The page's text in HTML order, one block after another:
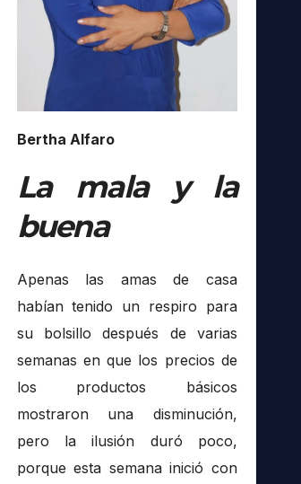
Bertha Alfaro
La mala y la
buena
Apenas las amas de casa
habían tenido un respiro para
su bolsillo después de varias
semanas en que los precios de
los productos básicos
mostraron una disminución,
pero la ilusión duró poco,
porque esta semana inició con